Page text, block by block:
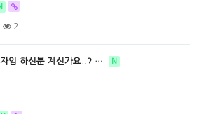
2
임 하신분 계신가요..? … N